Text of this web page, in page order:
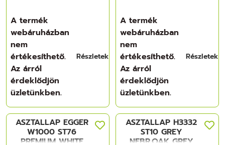
A termék
webáruházban
nem
értékesíthető.
Az árról
érdeklődjön
üzletünkben.
Részletek
A termék
webáruházban
nem
értékesíthető.
Az árról
érdeklődjön
üzletünkben.
Részletek
ASZTALLAP EGGER
W1000 ST76
PREMIUM WHITE
ASZTALLAP H3332
ST10 GREY
NEBR.OAK GREY